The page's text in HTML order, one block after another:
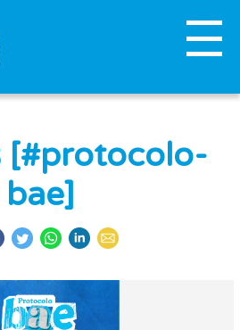
[#protocolo-
bae]